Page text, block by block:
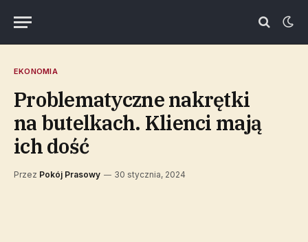
EKONOMIA
Problematyczne nakrętki
na butelkach. Klienci mają
ich dość
Przez Pokój Prasowy 30 stycznia, 2024